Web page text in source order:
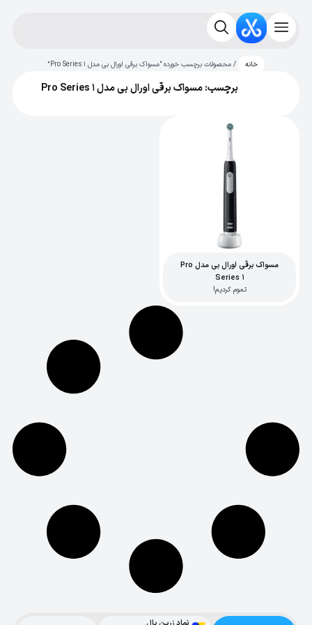
خانه / محصولات برچسب خورده “مسواک برقی اورال بی مدل Pro Series 1”
برچسب: مسواک برقی اورال بی مدل Pro Series 1
مسواک برقی اورال بی مدل Pro
Series 1
تموم کردیم!